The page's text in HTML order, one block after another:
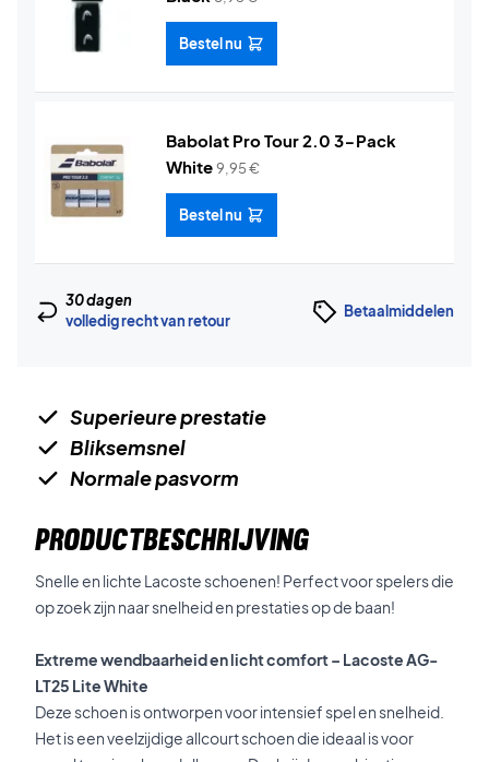
Bestel nu
Babolat Pro Tour 2.0 3-Pack
White9,95€
Bestel nu
30 dagen
volledig recht van retour
Betaalmiddelen
Superieure prestatie
Bliksemsnel
Normale pasvorm
PRODUCTBESCHRIJVING
Snelle en lichte Lacoste schoenen! Perfect voor spelers die
op zoek zijn naar snelheid en prestaties op de baan!
Extreme wendbaarheid en licht comfort – Lacoste AG-
LT25 Lite White
Deze schoen is ontworpen voor intensief spel en snelheid.
Het is een veelzijdige allcourt schoen die ideaal is voor